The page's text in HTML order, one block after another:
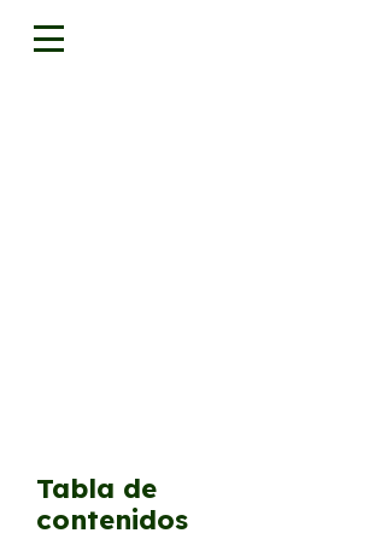
Tabla de
contenidos